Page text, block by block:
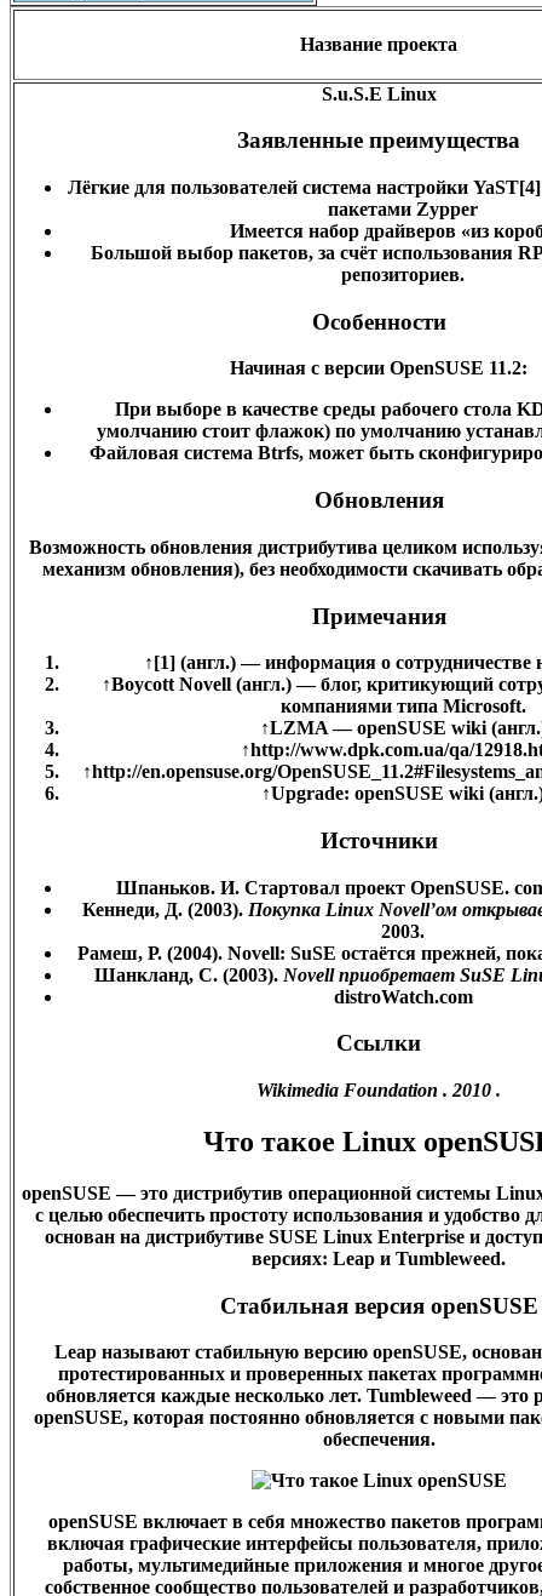
Название проекта
S.u.S.E Linux
Заявленные преимущества
Лёгкие для пользователей система настройки
пакетами Zypper
Имеется набор драйверов «из
Большой выбор пакетов, за счёт использования
репозиториев.
Особенности
Начиная с версии OpenSUSE 11.2:
При выборе в качестве среды рабочего стола
умолчанию стоит флажок) по умолчанию
Файловая система Btrfs, может быть
Обновления
Возможность обновления дистрибутива целиком
механизм обновления), без необходимости скачивать
Примечания
↑[1] (англ.) — информация о сотрудничестве
↑Boycott Novell (англ.) — блог, критикующий
компаниями типа Microsoft.
↑LZMA — openSUSE wiki
↑http://www.dpk.com.ua/qa/
↑http://en.opensuse.org/
↑Upgrade: openSUSE wiki
Источники
Шпаньков. И. Стартовал проект OpenSUSE.
Кеннеди, Д. (2003). Покупка Linux Novell’ом
2003.
Рамеш, Р. (2004). Novell: SuSE остаётся прежней,
Шанкланд, С. (2003). Novell приобретает SuSE
distroWatch.com
Ссылки
Wikimedia Foundation . 2010 .
Что такое Linux
openSUSE — это дистрибутив операционной системы
с целью обеспечить простоту использования и удобство
основан на дистрибутиве SUSE Linux Enterprise и
версиях: Leap и Tumbleweed.
Стабильная версия openSUSE
Leap называют стабильную версию openSUSE,
протестированных и проверенных пакетах
обновляется каждые несколько лет. Tumbleweed — это
openSUSE, которая постоянно обновляется с новыми
обеспечения.
openSUSE включает в себя множество пакетов
включая графические интерфейсы пользователя,
работы, мультимедийные приложения и многое
собственное сообщество пользователей и